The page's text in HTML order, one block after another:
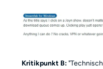
Kritikpunkt B: